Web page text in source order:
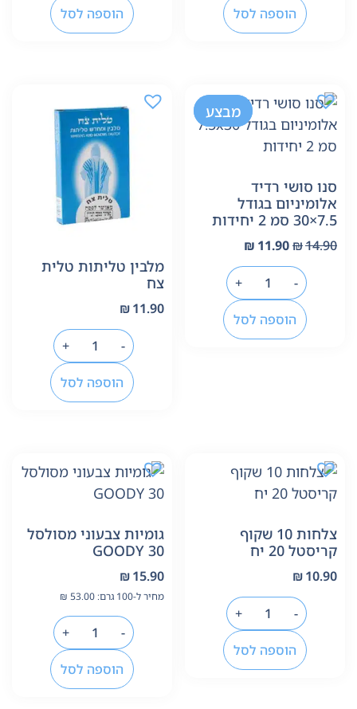
הוספה לסל הוספה לסל
-20%
מבצע
סנו סושי רדיד
אלומיניום בגודל
7.5×30 סמ 2 יחידות
₪14.90
₪ 11.90
-
+
הוספה לסל
מלבין טליתות טלית
צח
₪11.90
-
+
הוספה לסל
צלחות 10 שקוף
קריסטל 20 יח
₪10.90
-
+
הוספה לסל
גומיות צבעוני מסולסל
30 GOODY
₪15.90
מחיר ל-100 גרם: ₪ 53.00
-
+
הוספה לסל